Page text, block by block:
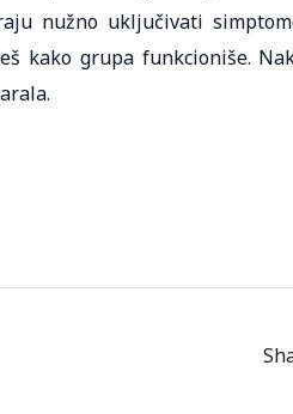
nužno uključivati
kako grupa funkcioniše.